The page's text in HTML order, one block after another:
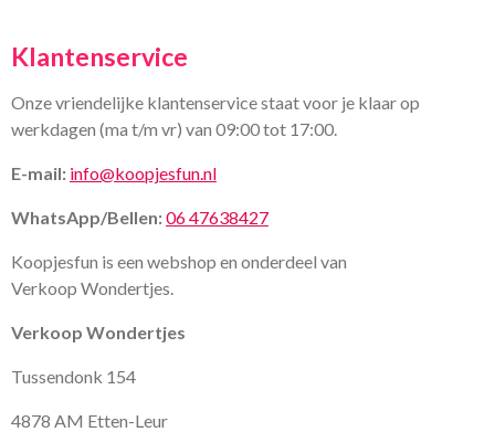
Klantenservice
Onze vriendelijke klantenservice staat voor je klaar op
werkdagen (ma t/m vr) van 09:00 tot 17:00.
E-mail: info@koopjesfun.nl
WhatsApp/Bellen:06 47638427
Koopjesfun is een webshop en onderdeel van
Verkoop Wondertjes.
Verkoop Wondertjes
Tussendonk 154
4878 AM Etten-Leur